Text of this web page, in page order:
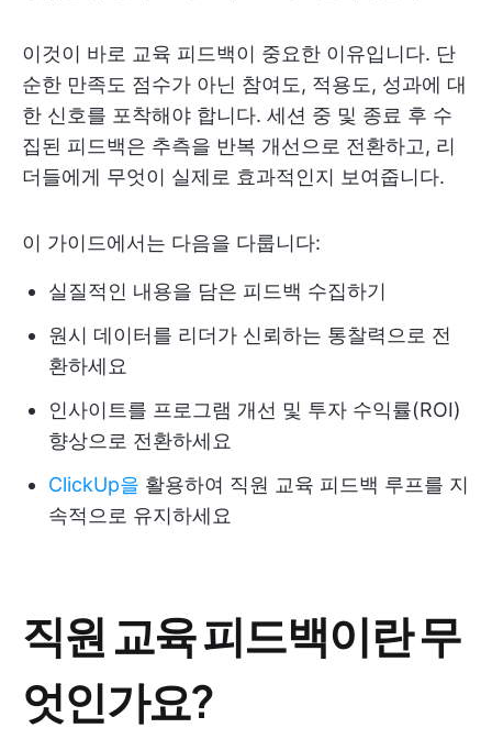
이것이 바로 교육 피드백이 중요한 이유입니다. 단
순한 만족도 점수가 아닌 참여도, 적용도, 성과에 대
한 신호를 포착해야 합니다. 세션 중 및 종료 후 수
집된 피드백은 추측을 반복 개선으로 전환하고, 리
더들에게 무엇이 실제로 효과적인지 보여줍니다.
이 가이드에서는 다음을 다룹니다:
실질적인 내용을 담은 피드백 수집하기
원시 데이터를 리더가 신뢰하는 통찰력으로 전
환하세요
인사이트를 프로그램 개선 및 투자 수익률(ROI)
향상으로 전환하세요
ClickUp을 활용하여 직원 교육 피드백 루프를 지
속적으로 유지하세요
직원 교육 피드백이란 무
엇인가요?